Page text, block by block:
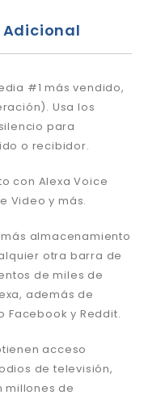
#1 más vendido,
Usa los
para
o recibidor.
con Alexa Voice
Video y más.
más almacenamiento
otra barra de
de miles de
además de
Facebook y Reddit.
acceso
de televisión,
millones de